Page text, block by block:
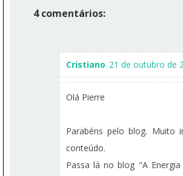
4 comentários:
Cristiano 21 de outubro de
Olá Pierre
Parabéns pelo blog. Muito
conteúdo.
Passa lá no blog "A